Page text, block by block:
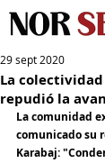
La
repudió la
29 sept 2020
La comunidad
comunicado su
Karabaj: